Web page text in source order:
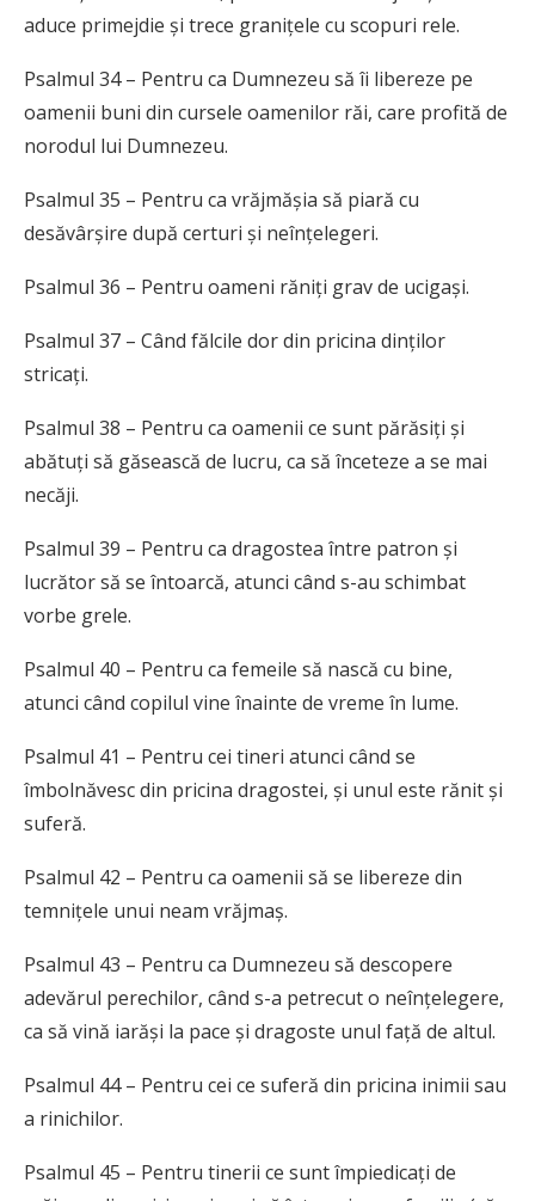
aduce primejdie și trece granițele cu scopuri rele.
Psalmul 34 – Pentru ca Dumnezeu să îi libereze pe
oamenii buni din cursele oamenilor răi, care profită de
norodul lui Dumnezeu.
Psalmul 35 – Pentru ca vrăjmășia să piară cu
desăvârșire după certuri și neînțelegeri.
Psalmul 36 – Pentru oameni răniți grav de ucigași.
Psalmul 37 – Când fălcile dor din pricina dinților
stricați.
Psalmul 38 – Pentru ca oamenii ce sunt părăsiți și
abătuți să găsească de lucru, ca să înceteze a se mai
necăji.
Psalmul 39 – Pentru ca dragostea între patron și
lucrător să se întoarcă, atunci când s-au schimbat
vorbe grele.
Psalmul 40 – Pentru ca femeile să nască cu bine,
atunci când copilul vine înainte de vreme în lume.
Psalmul 41 – Pentru cei tineri atunci când se
îmbolnăvesc din pricina dragostei, și unul este rănit și
suferă.
Psalmul 42 – Pentru ca oamenii să se libereze din
temnițele unui neam vrăjmaș.
Psalmul 43 – Pentru ca Dumnezeu să descopere
adevărul perechilor, când s-a petrecut o neînțelegere,
ca să vină iarăși la pace și dragoste unul față de altul.
Psalmul 44 – Pentru cei ce suferă din pricina inimii sau
a rinichilor.
Psalmul 45 – Pentru tinerii ce sunt împiedicați de